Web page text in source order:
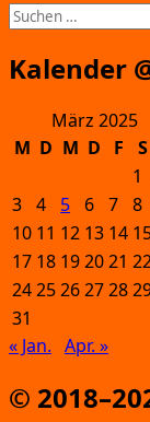
Suchen
nach:
Kalender
März 2025
M D M D F S
1
3 4 5 6 7 8
10 11 12 13 14
17 18 192021
2425262728
31
« Jan. Apr. »
©